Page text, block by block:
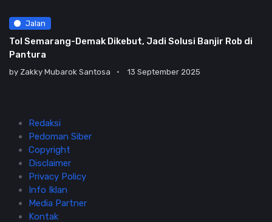
Jalan
Tol Semarang-Demak Dikebut, Jadi Solusi Banjir Rob di
Pantura
by Zakky Mubarok Santosa 13 September 2025
Redaksi
Pedoman Siber
Copyright
Disclaimer
Privacy Policy
Info Iklan
Media Partner
Kontak